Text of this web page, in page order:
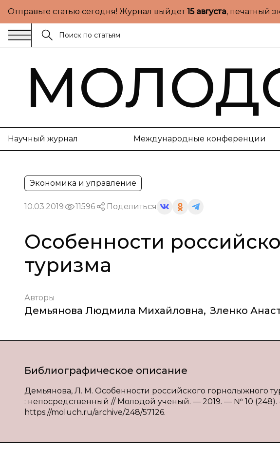
Отправьте статью сегодня! Журнал выйдет15 августа, печатный
Научный журнал Международные конференции
Экономика и управление
10.03.2019 11596 Поделиться
Особенности
туризма
Авторы
Демьянова Людмила Михайловна, Зленко
Библиографическое описание
Демьянова, Л. М. Особенности российского горнолыжного
: непосредственный // Молодой ученый. — 2019. — № 10 (248).
https://moluch.ru/archive/248/57126.